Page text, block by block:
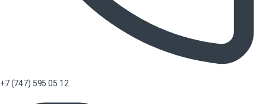
+7 (747) 595 05 12